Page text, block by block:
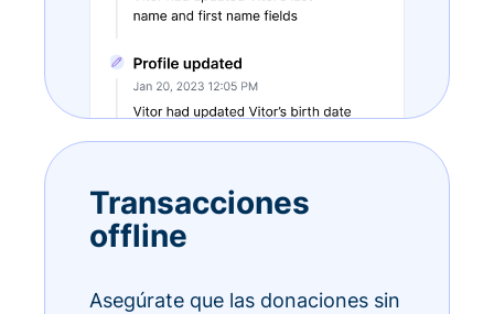
Transacciones
offline
Asegúrate que las donaciones sin